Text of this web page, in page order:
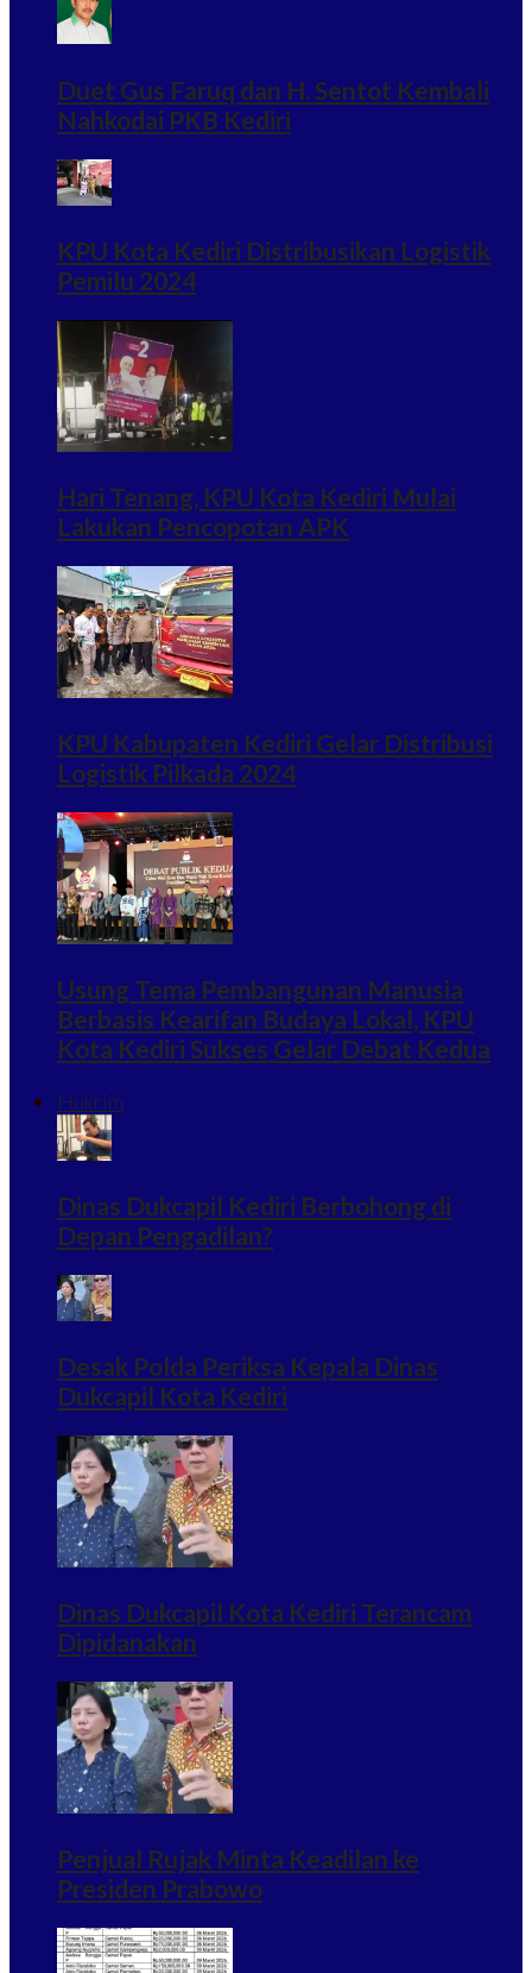
Duet Gus Faruq dan H. Sentot Kembali
Nahkodai PKB Kediri
KPU Kota Kediri Distribusikan Logistik
Pemilu 2024
Hari Tenang, KPU Kota Kediri Mulai
Lakukan Pencopotan APK
KPU Kabupaten Kediri Gelar Distribusi
Logistik Pilkada 2024
Usung Tema Pembangunan Manusia
Berbasis Kearifan Budaya Lokal, KPU
Kota Kediri Sukses Gelar Debat Kedua
Hukrim
Dinas Dukcapil Kediri Berbohong di
Depan Pengadilan?
Desak Polda Periksa Kepala Dinas
Dukcapil Kota Kediri
Dinas Dukcapil Kota Kediri Terancam
Dipidanakan
Penjual Rujak Minta Keadilan ke
Presiden Prabowo